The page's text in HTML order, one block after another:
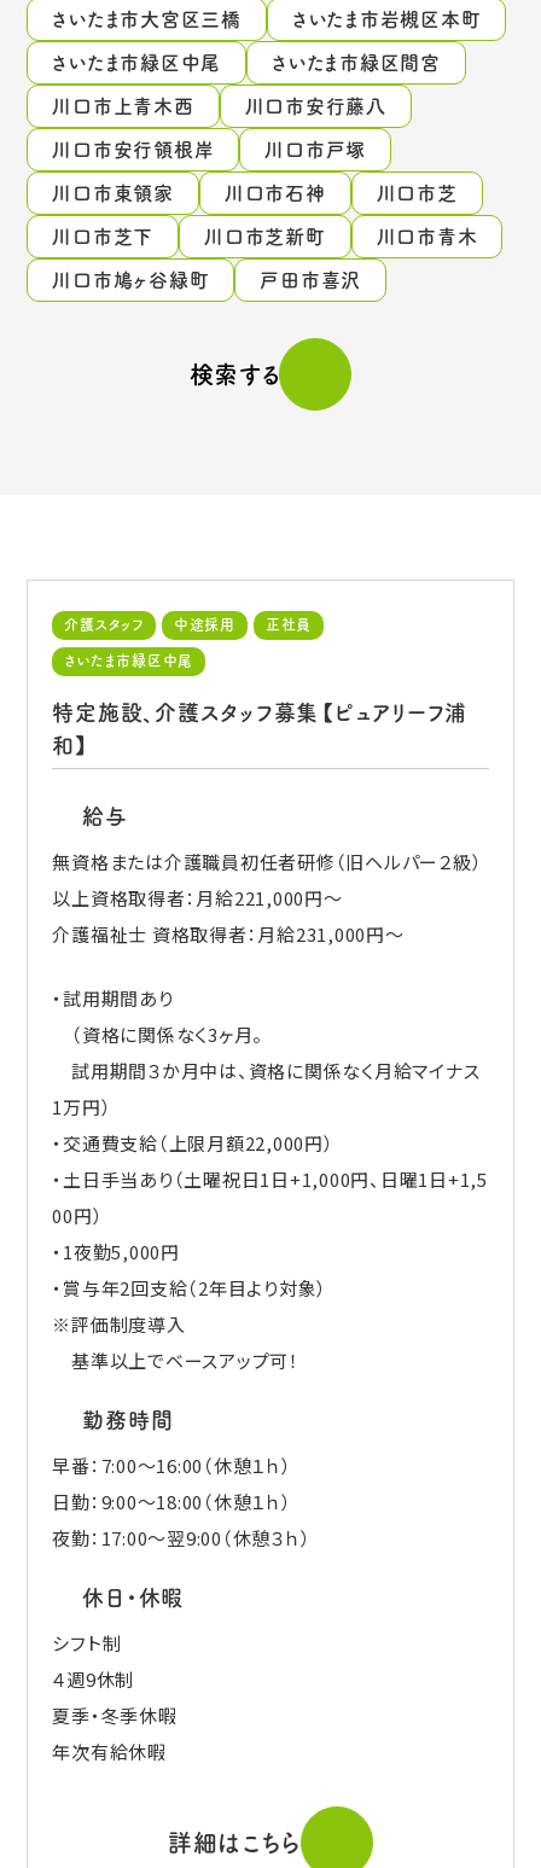
さいたま市大宮区三橋
さいたま市岩槻区本町
さいたま市緑区中尾
さいたま市緑区間宮
川口市上青木西
川口市安行藤八
川口市安行領根岸
川口市戸塚
川口市東領家
川口市石神
川口市芝
川口市芝下
川口市芝新町
川口市青木
川口市鳩ヶ谷緑町
戸田市喜沢
検索する
介護スタッフ 中途採用
正社員
さいたま市緑区中尾
特定施設、介護スタッフ募集【ピュアリーフ浦
和】
給与
無資格または介護職員初任者研修（旧ヘルパー２級）
以上資格取得者：月給221,000円～
介護福祉士 資格取得者：月給231,000円～
・試用期間あり
（資格に関係なく3ヶ月。
試用期間３か月中は、資格に関係なく月給マイナス
1万円）
・交通費支給（上限月額22,000円）
・土日手当あり（土曜祝日1日+1,000円、日曜1日+1,5
00円）
・1夜勤5,000円
・賞与年2回支給（2年目より対象）
※評価制度導入
基準以上でベースアップ可！
勤務時間
早番：7:00～16:00（休憩１ｈ）
日勤：9:00～18:00（休憩１ｈ）
夜勤：17:00～翌9:00（休憩３ｈ）
休日・休暇
シフト制
４週9休制
夏季・冬季休暇
年次有給休暇
詳細はこちら